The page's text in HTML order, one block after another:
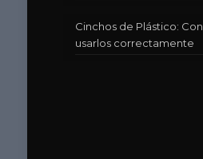
Cinchos de Plástico:
usarlos correctamente